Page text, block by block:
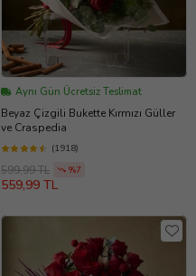
Aynı Gün Ücretsiz Teslimat
Beyaz Çizgili Bukette Kırmızı Güller
ve Craspedia
(1918)
599,99 TL %7
559,99 TL